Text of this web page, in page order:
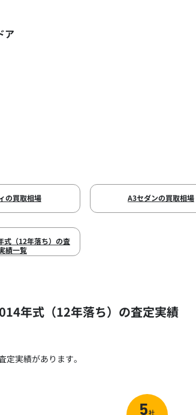
ア
の買取相場 A3セダンの買取相場
式（12年落ち）の査
績一覧
年式（12年落ち）の査定実績
定実績があります。
5社